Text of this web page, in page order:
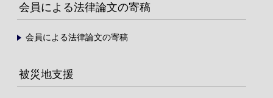
会員による法律論文の寄稿
会員による法律論文の寄稿
被災地支援